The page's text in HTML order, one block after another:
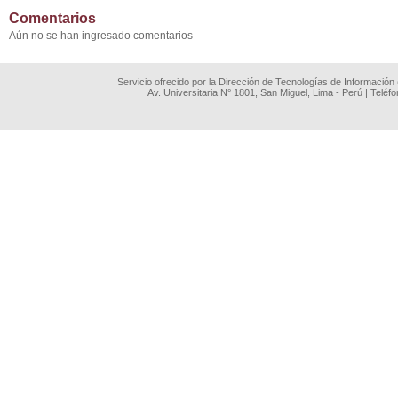
Comentarios
Aún no se han ingresado comentarios
Servicio ofrecido por la Dirección de Tecnologías de
Av. Universitaria N° 1801, San Miguel, Lima - Perú |